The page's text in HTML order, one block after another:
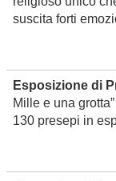
suscita forti
Esposizione di
Mille e una
130 presepi in